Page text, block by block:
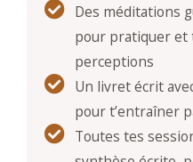
Des méditations
pour pratiquer et
perceptions
Un livret écrit
pour t’entraîner
Toutes tes